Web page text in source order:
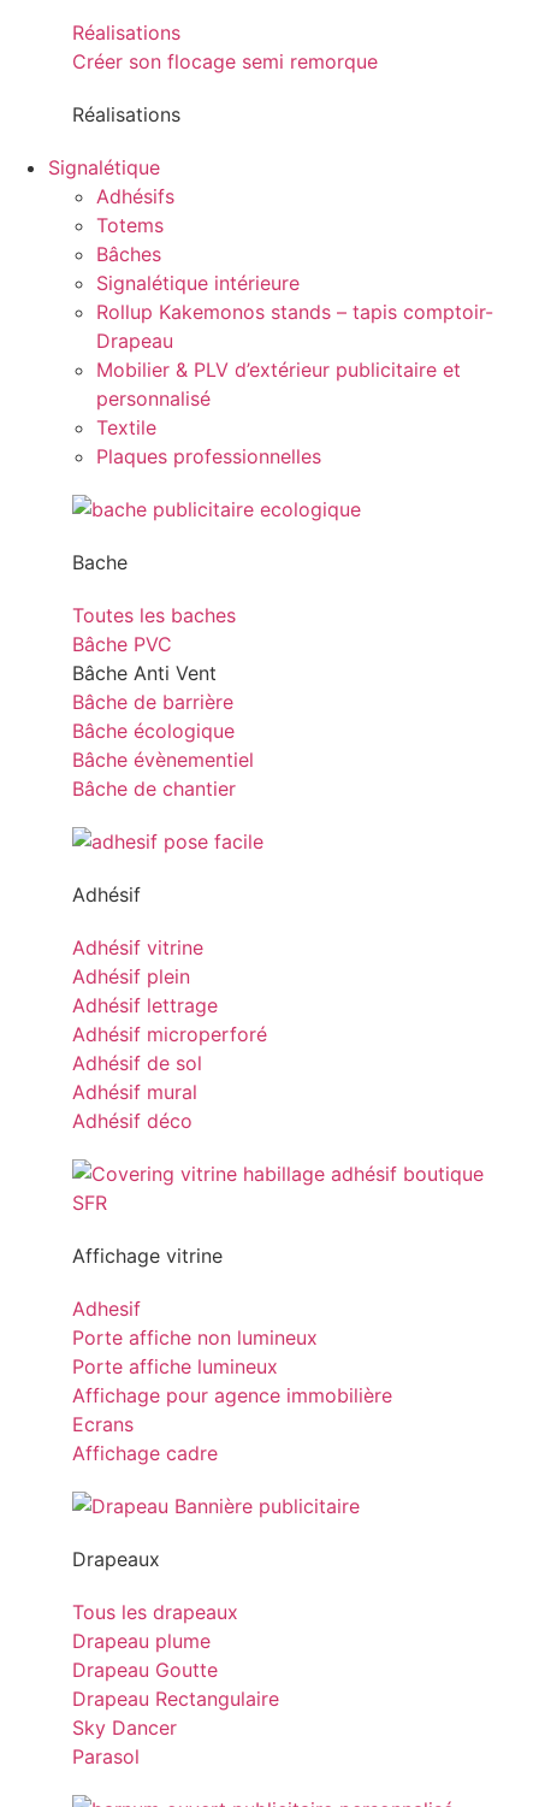
Réalisations
Créer son flocage semi remorque
Réalisations
Signalétique
Adhésifs
Totems
Bâches
Signalétique intérieure
Rollup Kakemonos stands – tapis comptoir-
Drapeau
Mobilier & PLV d’extérieur publicitaire et
personnalisé
Textile
Plaques professionnelles
Bache
Toutes les baches
Bâche PVC
Bâche Anti Vent
Bâche de barrière
Bâche écologique
Bâche évènementiel
Bâche de chantier
Adhésif
Adhésif vitrine
Adhésif plein
Adhésif lettrage
Adhésif microperforé
Adhésif de sol
Adhésif mural
Adhésif déco
Affichage vitrine
Adhesif
Porte affiche non lumineux
Porte affiche lumineux
Affichage pour agence immobilière
Ecrans
Affichage cadre
Drapeaux
Tous les drapeaux
Drapeau plume
Drapeau Goutte
Drapeau Rectangulaire
Sky Dancer
Parasol